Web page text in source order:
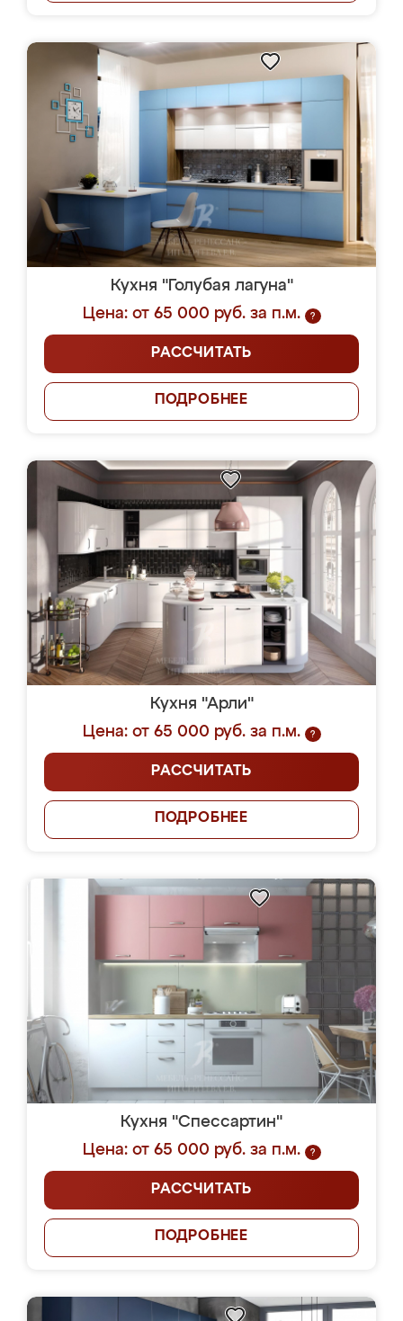
Кухня "Голубая лагуна"
Цена: от 65 000 руб. за п.м.
?
РАССЧИТАТЬ
ПОДРОБНЕЕ
Кухня "Арли"
Цена: от 65 000 руб. за п.м.
?
РАССЧИТАТЬ
ПОДРОБНЕЕ
Кухня "Спессартин"
Цена: от 65 000 руб. за п.м.
?
РАССЧИТАТЬ
ПОДРОБНЕЕ